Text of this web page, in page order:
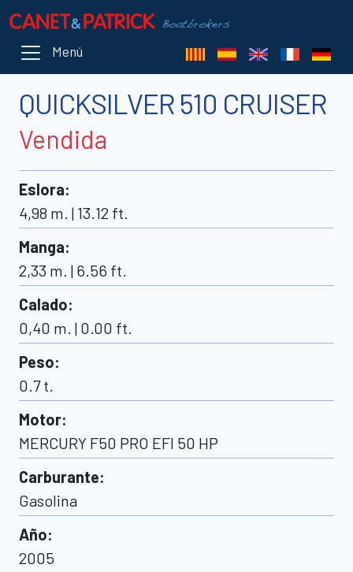
Menú
QUICKSILVER 510 CRUISER
Vendida
Eslora:
4,98 m. | 13.12 ft.
Manga:
2,33 m. | 6.56 ft.
Calado:
0,40 m. | 0.00 ft.
Peso:
0.7t.
Motor:
MERCURY F50 PRO EFI 50 HP
Carburante:
Gasolina
Año:
2005